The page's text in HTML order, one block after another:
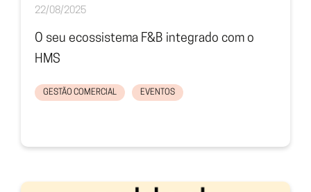
22/08/2025
O seu ecossistema F&B integrado com o
HMS
GESTÃO COMERCIAL EVENTOS